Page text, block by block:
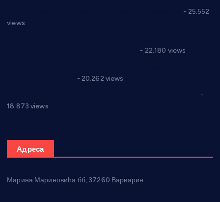
- 25.552
views
- 22.180 views
- 20.262 views
-
18.873 views
Адреса
Марина Мариновића бб, 37260 Варварин